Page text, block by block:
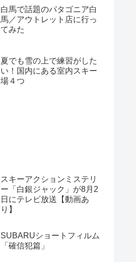
白馬で話題のパタゴニア白
馬／アウトレット店に行っ
てみた
夏でも雪の上で練習がした
い！国内にある室内スキー
場４つ
スキーアクションミステリ
ー「白銀ジャック」が8月2
日にテレビ放送【動画あ
り】
SUBARUショートフィルム
「確信犯篇」